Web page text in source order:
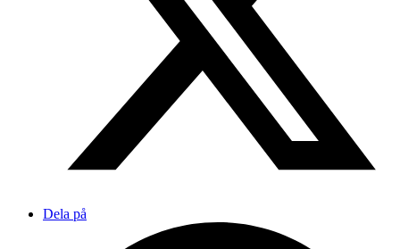
Dela på